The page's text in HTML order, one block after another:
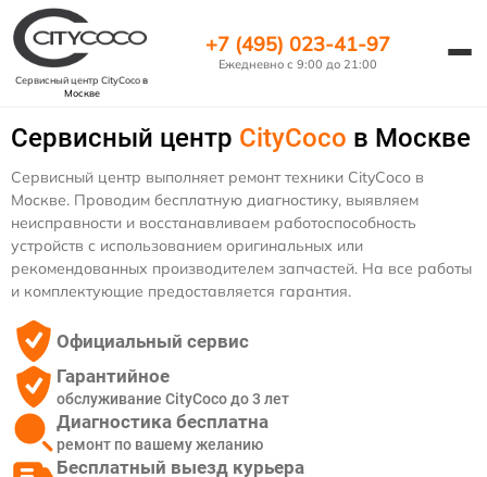
Сервисный центр CityCocoв
Москве
+7 (495) 023-41-97
Ежедневно с 9:00 до 21:00
Сервисный центр CityCoco в Москве
Сервисный центр выполняет ремонт техники CityCoco в
Москве. Проводим бесплатную диагностику, выявляем
неисправности и восстанавливаем работоспособность
устройств с использованием оригинальных или
рекомендованных производителем запчастей. На все работы
и комплектующие предоставляется гарантия.
Официальный сервис
Гарантийное
обслуживание CityCoco до 3 лет
Диагностика бесплатна
ремонт по вашему желанию
Бесплатный выезд курьера